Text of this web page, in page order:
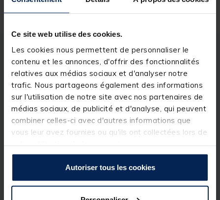
Ce site web utilise des cookies.
Les cookies nous permettent de personnaliser le
contenu et les annonces, d'offrir des fonctionnalités
relatives aux médias sociaux et d'analyser notre
trafic. Nous partageons également des informations
sur l'utilisation de notre site avec nos partenaires de
médias sociaux, de publicité et d'analyse, qui peuvent
combiner celles-ci avec d'autres informations que
vous leur avez fournies ou qu'ils ont collectées lors de
Autoriser tous les cookies
Description Spécifications
Description & détails
Description
kit de mouches JMC Sélection ablette/chevesne
est idéal pour s'équiper simplement et s'initier à la